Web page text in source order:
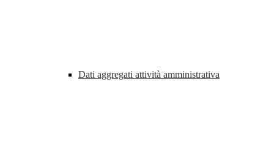
Dati aggregati attività amministrativa